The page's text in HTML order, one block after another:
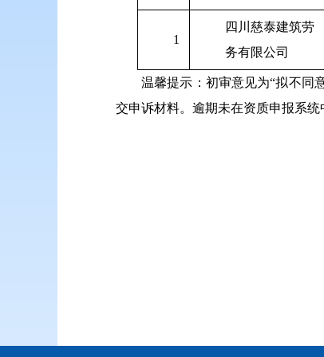
1
四川慈泰建筑劳
务有限公司
温馨提示：初审意见为“拟不同
交申诉材料。逾期未在资质申报系统